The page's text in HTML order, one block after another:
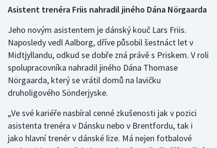
Asistent trenéra Friis nahradil jiného Dána Nörgaarda
Jeho novým asistentem je dánský kouč Lars Friis.
Naposledy vedl Aalborg, dříve působil šestnáct let v
Midtjyllandu, odkud se dobře zná právě s Priskem. V roli
spolupracovníka nahradil jiného Dána Thomase
Nörgaarda, který se vrátil domů na lavičku
druholigového Sönderjyske.
„Ve své kariéře nasbíral cenné zkušenosti jak v pozici
asistenta trenéra v Dánsku nebo v Brentfordu, tak i
jako hlavní trenér v dánské lize. Má nejen fotbalové